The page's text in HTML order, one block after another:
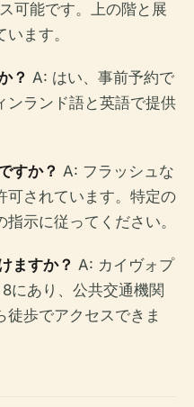
可能です。上の階と展
ます。
？ A: はい、事前予約で
ンランド語と英語で提供
すか？ A: フラッシュな
可されています。特定の
示に従ってください。
ますか？ A: カイヴォプ
にあり、公共交通機関
徒歩でアクセスできま